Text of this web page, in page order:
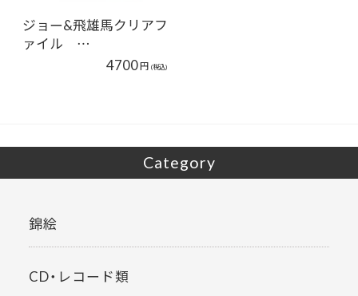
ジョー&飛雄馬クリアフ
ァイル …
4700円 (税込)
Category
錦絵
CD・レコード類